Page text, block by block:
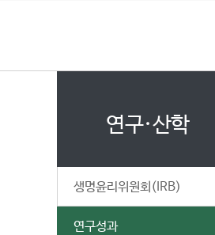
연구·산학
생명윤리위원회(IRB)
연구성과
로